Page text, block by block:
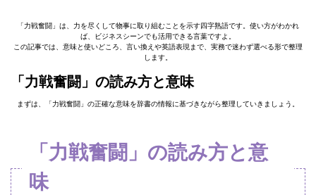
「力戦奮闘」は、力を尽くして物事に取り組むことを示す四字熟語です。使い方がわかれ
ば、ビジネスシーンでも活用できる言葉ですよ。
この記事では、意味と使いどころ、言い換えや英語表現まで、実務で迷わず選べる形で整理
します。
「力戦奮闘」の読み方と意味
まずは、「力戦奮闘」の正確な意味を辞書の情報に基づきながら整理していきましょう。
「力戦奮闘」の読み方と意
味